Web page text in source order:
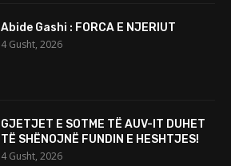
Abide Gashi : FORCA E NJERIUT
4 Gusht, 2026
GJETJET E SOTME TË AUV-IT DUHET
TË SHËNOJNË FUNDIN E HESHTJES!
4 Gusht, 2026